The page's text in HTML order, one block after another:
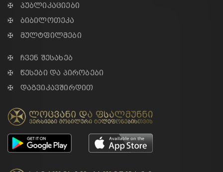
✠ პუბლიკაციები
✠ ბიბილოთეკა
✠ მულტფილმები
✠ ჩვენ შესახებ
✠ წესები და პირობები
✠ დაგვიკავშირდით